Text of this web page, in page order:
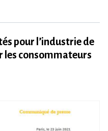
pour l’industrie de
les consommateurs